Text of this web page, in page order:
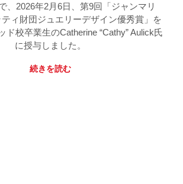
、2026年2月6日、第9回「ジャンマリ
ィ財団ジュエリーデザイン優秀賞」を
ド校卒業生のCatherine “Cathy” Aulick氏
に授与しました。
続きを読む